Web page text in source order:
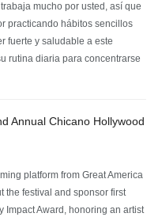
mucho por usted, así que
practicando hábitos sencillos
fuerte y saludable a este
rutina diaria para concentrarse
Annual Chicano Hollywood
platform from Great America
the festival and sponsor first
Impact Award, honoring an artist